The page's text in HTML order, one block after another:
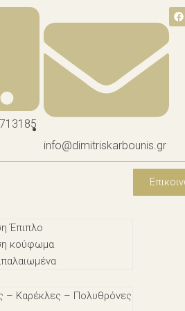
info@dimitriskarbounis.gr
Έπιπλο
κούφωμα
– Καρέκλες – Πολυθρόνες